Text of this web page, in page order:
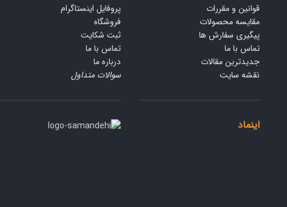
قوانین و مقررات
مقایسه محصولات
پیگیری سفارش ها
تماس با ما
جدیدترین مقالات
نقشه سایت
اینماد
پروفایل اینستاگرام
فروشگاه
ثبت شکایت
تماس با ما
درباره ما
سوالات متداول